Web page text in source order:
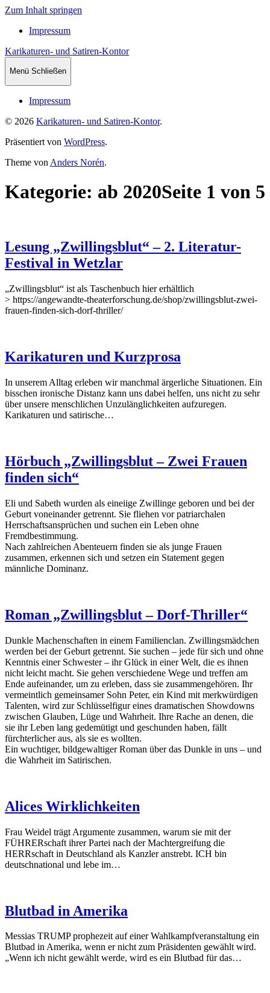
Zum Inhalt springen
Impressum
Karikaturen- und Satiren-Kontor
Menü Schließen
Impressum
© 2026 Karikaturen- und Satiren-Kontor.
Präsentiert von WordPress.
Theme von Anders Norén.
Kategorie: ab 2020Seite 1 von 5
Lesung „Zwillingsblut“ – 2. Literatur-
Festival in Wetzlar
„Zwillingsblut“ ist als Taschenbuch hier erhältlich
> https://angewandte-theaterforschung.de/shop/zwillingsblut-zwei-
frauen-finden-sich-dorf-thriller/
Karikaturen und Kurzprosa
In unserem Alltag erleben wir manchmal ärgerliche Situationen. Ein
bisschen ironische Distanz kann uns dabei helfen, uns nicht zu sehr
über unsere menschlichen Unzulänglichkeiten aufzuregen.
Karikaturen und satirische…
Hörbuch „Zwillingsblut – Zwei Frauen
finden sich“
Eli und Sabeth wurden als eineiige Zwillinge geboren und bei der
Geburt voneinander getrennt. Sie fliehen vor patriarchalen
Herrschaftsansprüchen und suchen ein Leben ohne
Fremdbestimmung.
Nach zahlreichen Abenteuern finden sie als junge Frauen
zusammen, erkennen sich und setzen ein Statement gegen
männliche Dominanz.
Roman „Zwillingsblut – Dorf-Thriller“
Dunkle Machenschaften in einem Familienclan. Zwillingsmädchen
werden bei der Geburt getrennt. Sie suchen – jede für sich und ohne
Kenntnis einer Schwester – ihr Glück in einer Welt, die es ihnen
nicht leicht macht. Sie gehen verschiedene Wege und treffen am
Ende aufeinander, um zu erleben, dass sie zusammengehören. Ihr
vermeintlich gemeinsamer Sohn Peter, ein Kind mit merkwürdigen
Talenten, wird zur Schlüsselfigur eines dramatischen Showdowns
zwischen Glauben, Lüge und Wahrheit. Ihre Rache an denen, die
sie ihr Leben lang gedemütigt und geschunden haben, fällt
fürchterlicher aus, als sie es wollten.
Ein wuchtiger, bildgewaltiger Roman über das Dunkle in uns – und
die Wahrheit im Satirischen.
Alices Wirklichkeiten
Frau Weidel trägt Argumente zusammen, warum sie mit der
FÜHRERschaft ihrer Partei nach der Machtergreifung die
HERRschaft in Deutschland als Kanzler anstrebt. ICH bin
deutschnational und lebe im…
Blutbad in Amerika
Messias TRUMP prophezeit auf einer Wahlkampfveranstaltung ein
Blutbad in Amerika, wenn er nicht zum Präsidenten gewählt wird.
„Wenn ich nicht gewählt werde, wird es ein Blutbad für das…